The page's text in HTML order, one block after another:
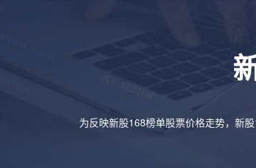
为反映新股168榜单股票价格走势，新